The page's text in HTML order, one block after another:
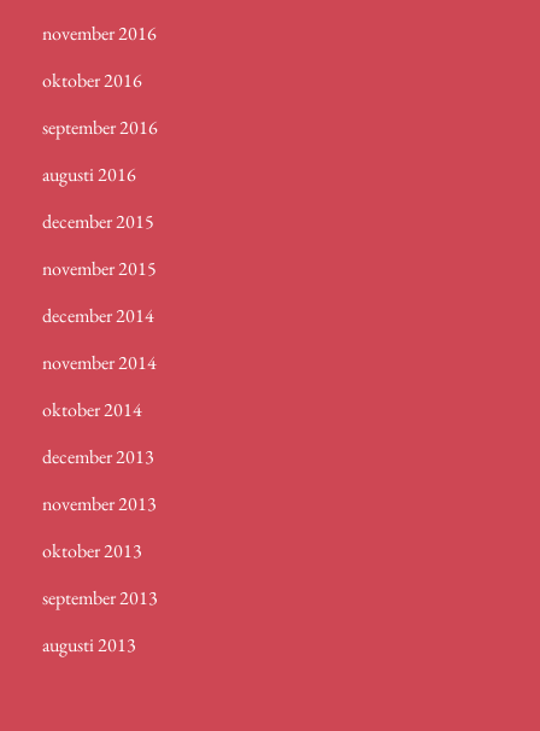
november 2016
oktober 2016
september 2016
augusti 2016
december 2015
november 2015
december 2014
november 2014
oktober 2014
december 2013
november 2013
oktober 2013
september 2013
augusti 2013